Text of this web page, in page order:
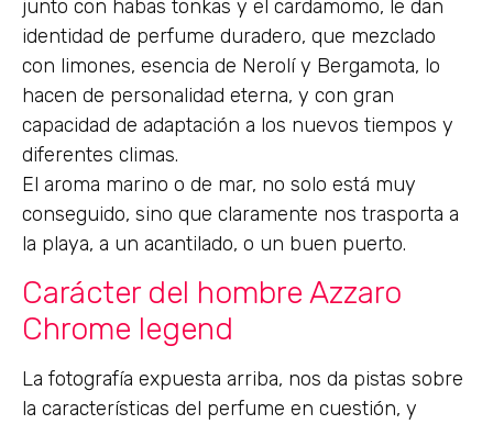
junto con habas tonkas y el cardamomo, le dan
identidad de perfume duradero, que mezclado
con limones, esencia de Nerolí y Bergamota, lo
hacen de personalidad eterna, y con gran
capacidad de adaptación a los nuevos tiempos y
diferentes climas.
El aroma marino o de mar, no solo está muy
conseguido, sino que claramente nos trasporta a
la playa, a un acantilado, o un buen puerto.
Carácter del hombre Azzaro
Chrome legend
La fotografía expuesta arriba, nos da pistas sobre
la características del perfume en cuestión, y